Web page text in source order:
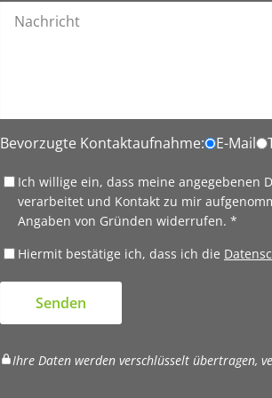
Bevorzugte Kontaktaufnahme: E-Mail
Ich willige ein, dass meine angegebenen
verarbeitet und Kontakt zu mir
Angaben von Gründen widerrufen. *
Hiermit bestätige ich, dass ich die
Senden
Ihre Daten werden verschlüsselt übertragen,